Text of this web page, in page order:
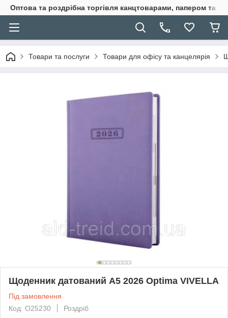
Оптова та роздрібна торгівля канцтоварами, папером та
Товари та послуги Товари для офісу та канцелярія
Щоденник датований А5 2026 Optima VIVELLA
Під замовлення
Код: О25230
Роздріб